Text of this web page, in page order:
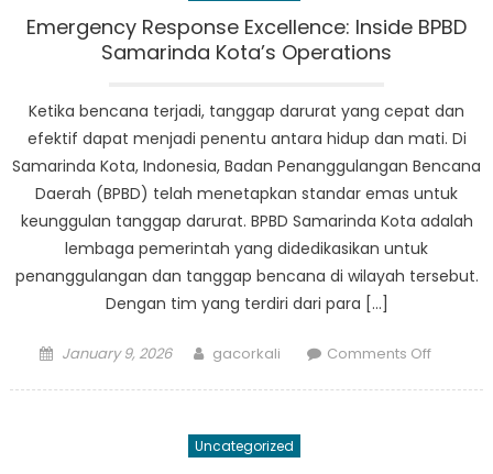
Daerah
Emergency Response Excellence: Inside BPBD
Samarinda Kota’s Operations
Ketika bencana terjadi, tanggap darurat yang cepat dan
efektif dapat menjadi penentu antara hidup dan mati. Di
Samarinda Kota, Indonesia, Badan Penanggulangan Bencana
Daerah (BPBD) telah menetapkan standar emas untuk
keunggulan tanggap darurat. BPBD Samarinda Kota adalah
lembaga pemerintah yang didedikasikan untuk
penanggulangan dan tanggap bencana di wilayah tersebut.
Dengan tim yang terdiri dari para […]
Posted
January 9, 2026 Author
gacorkali Comments Offon
Uncategorized